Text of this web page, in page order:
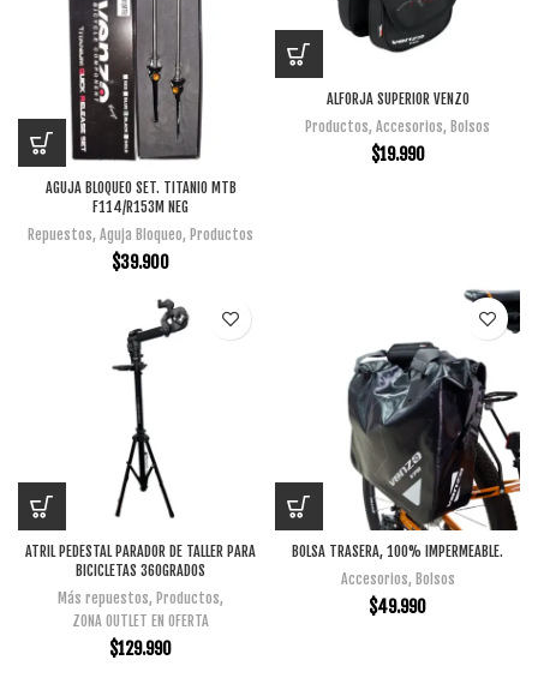
AGUJA BLOQUEO SET. TITANIO MTB
F114/R153M NEG
Repuestos, Aguja Bloqueo, Productos
$39.900
ALFORJA SUPERIOR VENZO
Productos, Accesorios, Bolsos
$19.990
ATRIL PEDESTAL PARADOR DE TALLER PARA
BICICLETAS 360GRADOS
Más repuestos, Productos,
ZONA OUTLET EN OFERTA
$129.990
BOLSA TRASERA, 100% IMPERMEABLE.
Accesorios, Bolsos
$49.990